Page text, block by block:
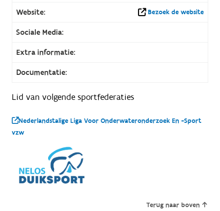
Website: Bezoek de website
Sociale Media:
Extra informatie:
Documentatie:
Lid van volgende sportfederaties
Nederlandstalige Liga Voor Onderwateronderzoek En -Sport
vzw
Terug naar boven